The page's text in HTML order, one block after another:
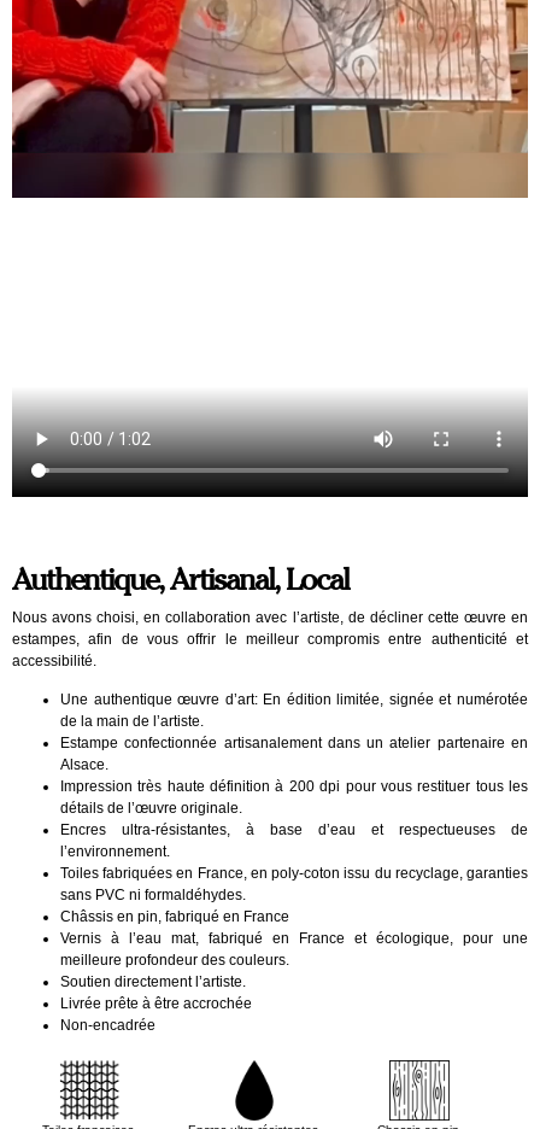
Authentique, Artisanal, Local
Nous avons choisi, en collaboration avec l’artiste, de décliner cette œuvre en
estampes, afin de vous offrir le meilleur compromis entre authenticité et
accessibilité.
Une authentique œuvre d’art: En édition limitée, signée et numérotée
de la main de l’artiste.
Estampe confectionnée artisanalement dans un atelier partenaire en
Alsace.
Impression très haute définition à 200 dpi pour vous restituer tous les
détails de l’œuvre originale.
Encres ultra-résistantes, à base d’eau et respectueuses de
l’environnement.
Toiles fabriquées en France, en poly-coton issu du recyclage, garanties
sans PVC ni formaldéhydes.
Châssis en pin, fabriqué en France
Vernis à l’eau mat, fabriqué en France et écologique, pour une
meilleure profondeur des couleurs.
Soutien directement l’artiste.
Livrée prête à être accrochée
Non-encadrée